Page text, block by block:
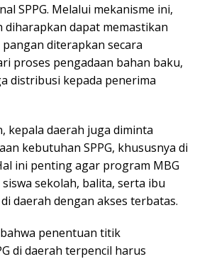
SPPG. Melalui mekanisme ini,
diharapkan dapat memastikan
diterapkan secara
proses pengadaan bahan baku,
distribusi kepada penerima
kepala daerah juga diminta
kebutuhan SPPG, khususnya di
ini penting agar program MBG
sekolah, balita, serta ibu
daerah dengan akses terbatas.
penentuan titik
di daerah terpencil harus